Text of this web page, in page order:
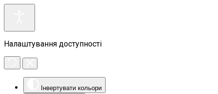
Налаштування доступності
Інвертувати кольори